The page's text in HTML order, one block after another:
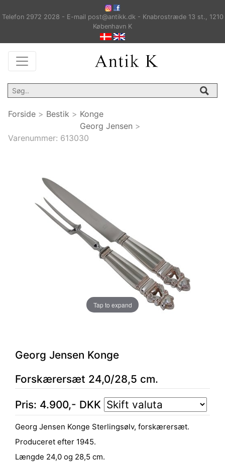
Telefon 2972 2028 - E-mail post@antikk.dk - Knabrostræde 13 st., 1210
København K
Forside > Bestik > Konge
Georg Jensen >
Varenummer: 613030
Tap to expand
Georg Jensen Konge
Forskærersæt 24,0/28,5 cm.
Pris: 4.900,- DKK
Georg Jensen Konge Sterlingsølv, forskærersæt.
Produceret efter 1945.
Længde 24,0 og 28,5 cm.